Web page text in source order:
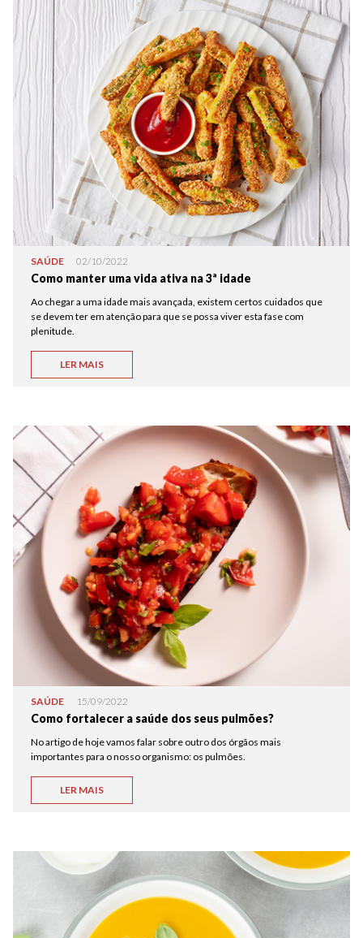
SAÚDE 02/10/2022
Como manter uma vida ativa na 3ª idade
Ao chegar a uma idade mais avançada, existem certos cuidados que
se devem ter em atenção para que se possa viver esta fase com
plenitude.
LER MAIS
SAÚDE 15/09/2022
Como fortalecer a saúde dos seus pulmões?
No artigo de hoje vamos falar sobre outro dos órgãos mais
importantes para o nosso organismo: os pulmões.
LER MAIS